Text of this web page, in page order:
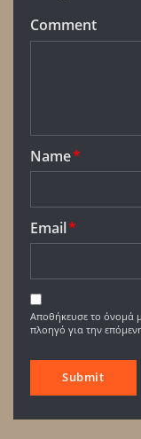
Comment
Name*
Email*
Αποθήκευσε το όνομά
πλοηγό για την